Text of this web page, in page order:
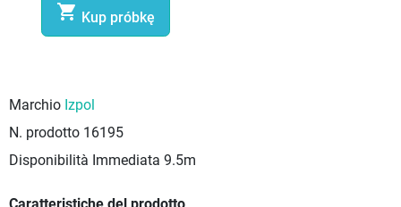
 Kup próbkę
Marchio Izpol
N. prodotto 16195
Disponibilità Immediata 9.5m